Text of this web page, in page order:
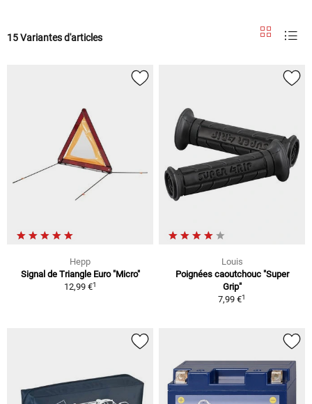
15 Variantes d'articles
Hepp
Signal de Triangle Euro "Micro"
12,99 €1
Louis
Poignées caoutchouc "Super
Grip"
7,99 €1